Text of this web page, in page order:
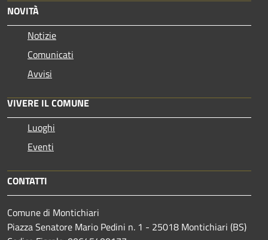
NOVITÀ
Notizie
Comunicati
Avvisi
VIVERE IL COMUNE
Luoghi
Eventi
CONTATTI
Comune di Montichiari
Piazza Senatore Mario Pedini n. 1 - 25018 Montichiari (BS)